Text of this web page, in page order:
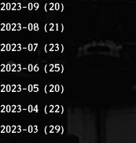
2023-09（20）
2023-08（21）
2023-07（23）
2023-06（25）
2023-05（20）
2023-04（22）
2023-03（29）